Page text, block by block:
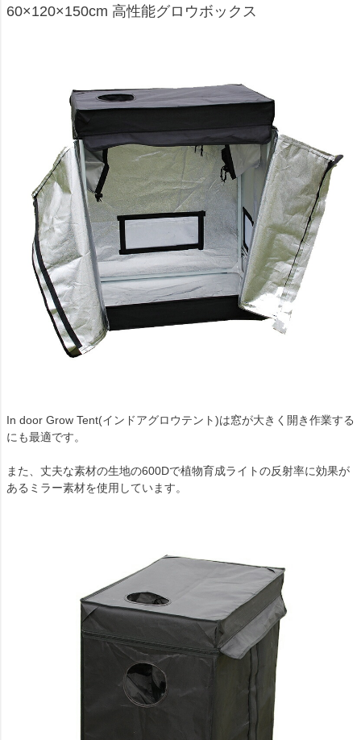
60×120×150cm 高性能グロウボックス
In door Grow Tent(インドアグロウテント)は窓が大きく開き作業する
にも最適です。
また、丈夫な素材の生地の600Dで植物育成ライトの反射率に効果が
あるミラー素材を使用しています。